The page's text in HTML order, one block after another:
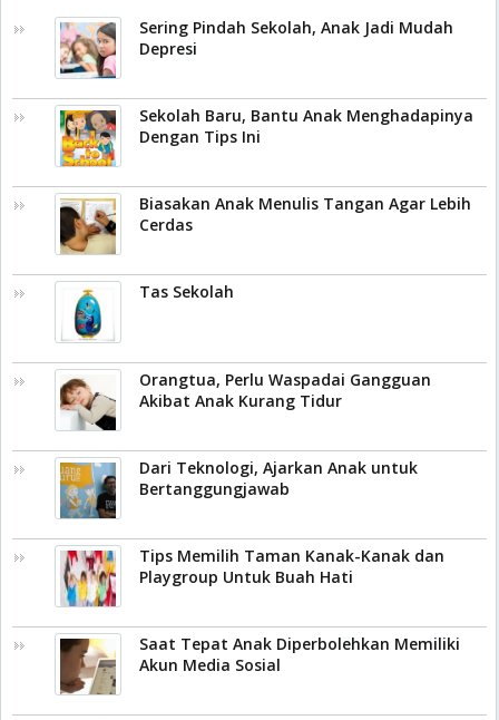
Sering Pindah Sekolah, Anak Jadi Mudah
Depresi
Sekolah Baru, Bantu Anak Menghadapinya
Dengan Tips Ini
Biasakan Anak Menulis Tangan Agar Lebih
Cerdas
Tas Sekolah
Orangtua, Perlu Waspadai Gangguan
Akibat Anak Kurang Tidur
Dari Teknologi, Ajarkan Anak untuk
Bertanggungjawab
Tips Memilih Taman Kanak-Kanak dan
Playgroup Untuk Buah Hati
Saat Tepat Anak Diperbolehkan Memiliki
Akun Media Sosial